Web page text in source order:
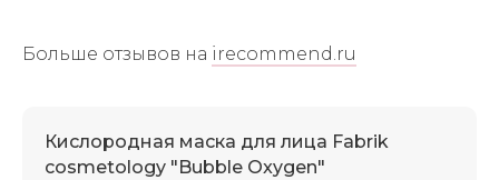
Больше отзывов на irecommend.ru
Кислородная маска для лица Fabrik
cosmetology "Bubble Oxygen"